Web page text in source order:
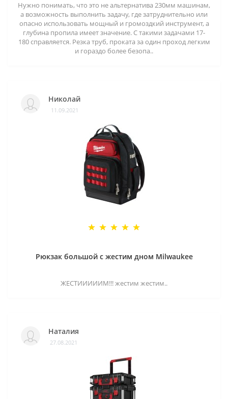
Нужно понимать, что это не альтернатива 230мм машинам,
а возможность выполнить задачу, где затруднительно или
опасно использовать мощный и громоздкий инструмент, а
глубина пропила имеет значение. С такими задачами 17-
180 справляется. Резка труб, проката за один проход легким
и гораздо более безопа..
Николай
11.09.2021
Рюкзак большой с жестим дном Milwaukee
ЖЕСТИИИИИМ!!! жестим жестим..
Наталия
27.08.2021